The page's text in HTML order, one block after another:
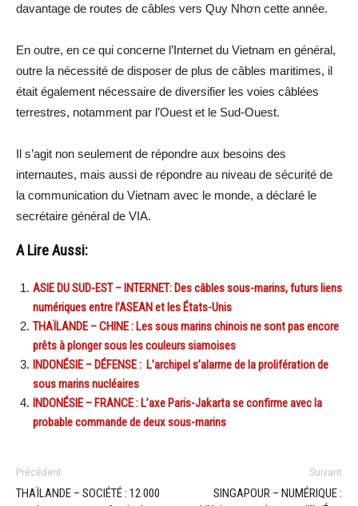
davantage de routes de câbles vers Quy Nhơn cette année.
En outre, en ce qui concerne l’Internet du Vietnam en général,
outre la nécessité de disposer de plus de câbles maritimes, il
était également nécessaire de diversifier les voies câblées
terrestres, notamment par l’Ouest et le Sud-Ouest.
Il s’agit non seulement de répondre aux besoins des
internautes, mais aussi de répondre au niveau de sécurité de
la communication du Vietnam avec le monde, a déclaré le
secrétaire général de VIA.
A Lire Aussi:
ASIE DU SUD-EST – INTERNET: Des câbles sous-marins, futurs liens
numériques entre l’ASEAN et les États-Unis
THAÏLANDE – CHINE : Les sous marins chinois ne sont pas encore
prêts à plonger sous les couleurs siamoises
INDONÉSIE – DÉFENSE : L’archipel s’alarme de la prolifération de
sous marins nucléaires
INDONÉSIE – FRANCE : L’axe Paris-Jakarta se confirme avec la
probable commande de deux sous-marins
Précédent
THAÏLANDE – SOCIÉTÉ : 12 000
Suivant
SINGAPOUR – NUMÉRIQUE :